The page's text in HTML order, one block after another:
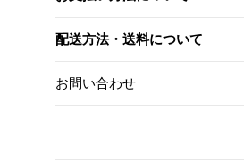
配送方法・送料について
お問い合わせ